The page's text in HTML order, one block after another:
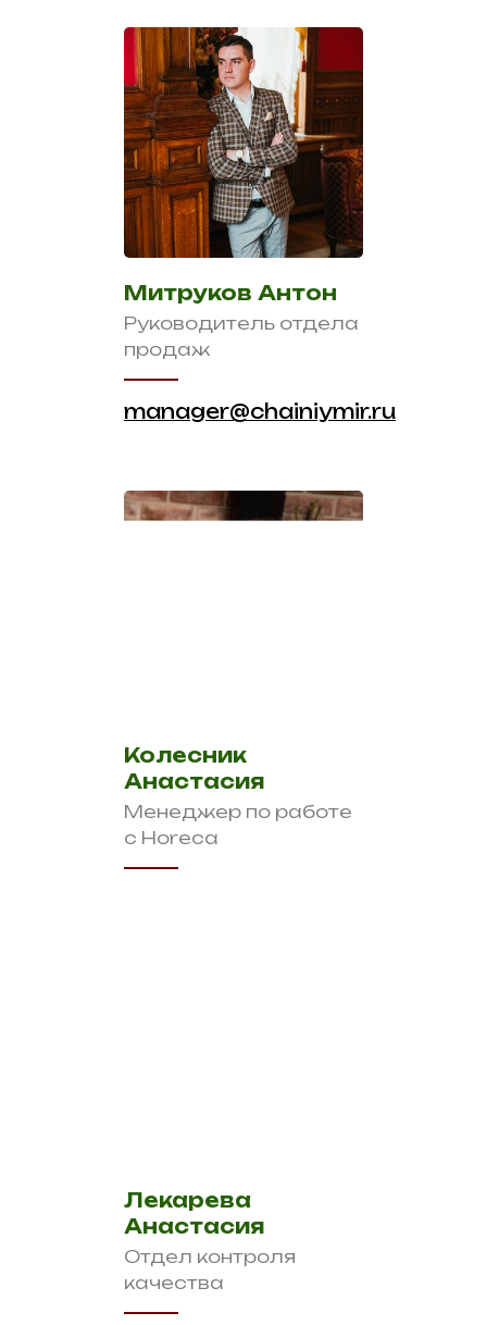
Митруков Антон
Руководитель отдела
продаж
manager@chainiymir.ru
Колесник
Анастасия
Менеджер по работе
с Horeca
Лекарева
Анастасия
Отдел контроля
качества